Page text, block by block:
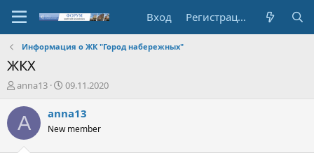
Вход Регистрация
Информация о ЖК "Город набережных"
ЖКХ
А
т
о
р
anna13
Д
т
н
09.11.2020
A anna13
New member